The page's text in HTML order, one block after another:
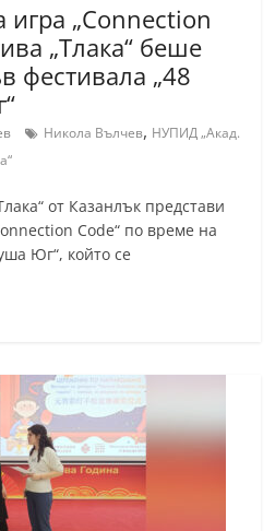
игра „Connection
„Тлака“ беше
фестивала „48
Никола Вълчев, НУПИД „Акад.
от Казанлък представи
Code“ по време на
Юг“, който се